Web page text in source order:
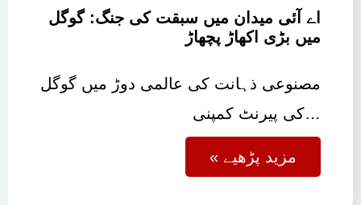
اے آئی میدان میں سبقت کی جنگ: گوگل
میں بڑی اکھاڑ پچھاڑ
مصنوعی ذہانت کی عالمی دوڑ میں گوگل
کی پیرنٹ کمپنی…
« مزید پڑھیے